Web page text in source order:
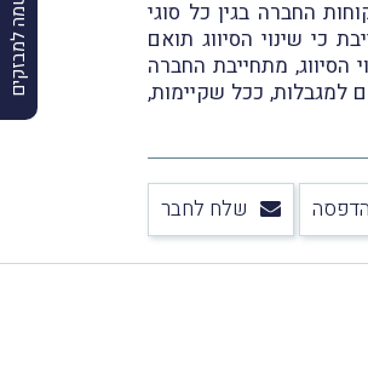
הרשמה למבזקים
החברה בגין כל סוגי
כי שינוי הסיווג תואם
הסיווג, מתחייבת החברה
למגבלות, ככל שקיימות,
שלח לחבר